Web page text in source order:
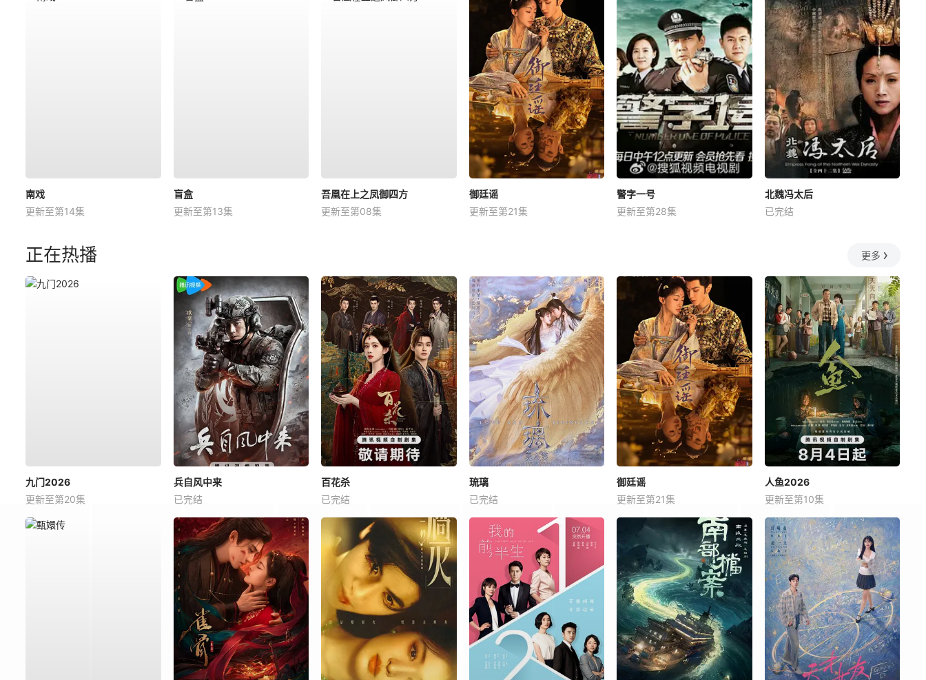
南戏
更新至第14集
盲盒
更新至第13集
吾凰在上之凤御四方
更新至第08集
御廷谣
更新至第21集
警字一号
更新至第28集
北魏冯太后
已完结
正在热播 更多
九门2026
更新至第20集
兵自风中来
已完结
百花杀
已完结
琉璃
已完结
御廷谣
更新至第21集
人鱼2026
更新至第10集